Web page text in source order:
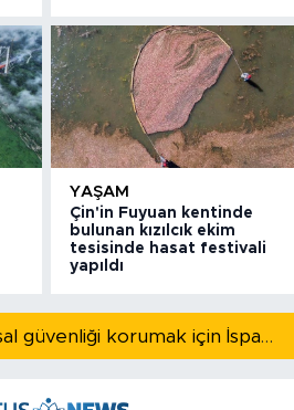
YAŞAM
Çin'in Fuyuan kentinde
bulunan kızılcık ekim
tesisinde hasat festivali
yapıldı
İtalya Başbakanı: Ulusal güvenliği korumak için İspanya ile Schengen kapsamındaki serbest dolaşımı askıya alıyoruz